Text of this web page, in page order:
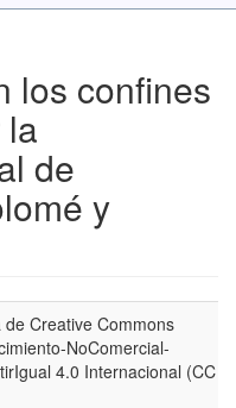
los confines
de
y
de Creative Commons
NoComercial-
4.0 Internacional (CC